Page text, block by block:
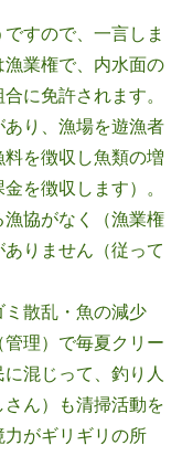
すので、一言しま
業権で、内水面の
に免許されます。
り、漁場を遊漁者
料を徴収し魚類の増
を徴収します）。
協がなく（漁業権
りません（従って
散乱・魚の減少
理）で毎夏クリー
混じって、釣り人
さん）も清掃活動を
力がギリギリの所